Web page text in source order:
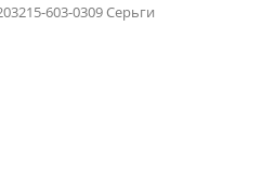
603-0309 Серьги